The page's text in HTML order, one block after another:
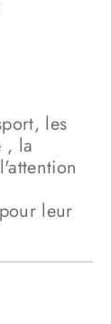
indication
ou
de plongée
(document
de palier
portable
les
, la
leur